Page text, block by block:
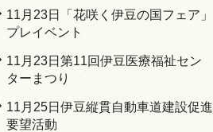
11月23日「花咲く伊豆の国フェア」
プレイベント
11月23日第11回伊豆医療福祉セン
ターまつり
11月25日伊豆縦貫自動車道建設促進
要望活動